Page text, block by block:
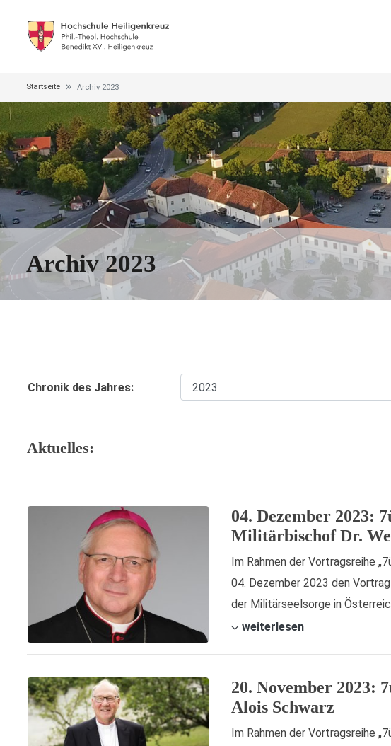
Startseite Archiv 2023
Archiv 2023
Chronik des Jahres:
Aktuelles:
04. Dezember 2023:
Militärbischof Dr.
Im Rahmen der Vortragsreihe
04. Dezember 2023 den
der Militärseelsorge in
weiterlesen
20. November 2023:
Alois Schwarz
Im Rahmen der Vortragsreihe